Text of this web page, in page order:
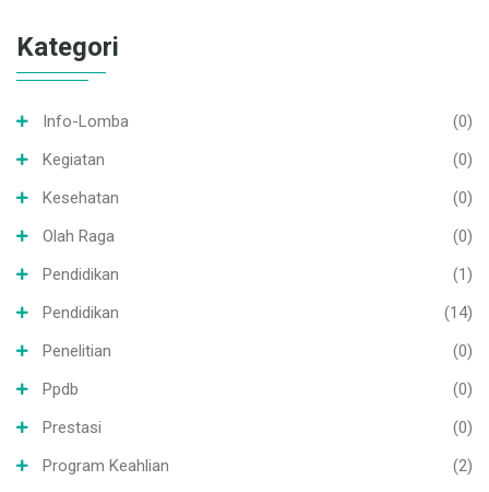
Kategori
Info-Lomba
(0)
Kegiatan
(0)
Kesehatan
(0)
Olah Raga
(0)
Pendidikan
(1)
Pendidikan
(14)
Penelitian
(0)
Ppdb
(0)
Prestasi
(0)
Program Keahlian
(2)